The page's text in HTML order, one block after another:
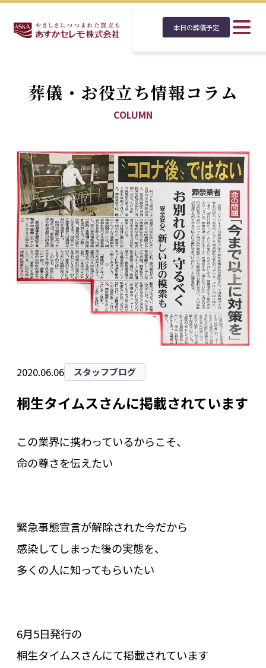
本日の葬儀予定
葬儀・お役立ち情報コラム
COLUMN
2020.06.06 スタッフブログ
桐生タイムスさんに掲載されています
この業界に携わっているからこそ、
命の尊さを伝えたい
緊急事態宣言が解除された今だから
感染してしまった後の実態を、
多くの人に知ってもらいたい
6月5日発行の
桐生タイムスさんにて掲載されています